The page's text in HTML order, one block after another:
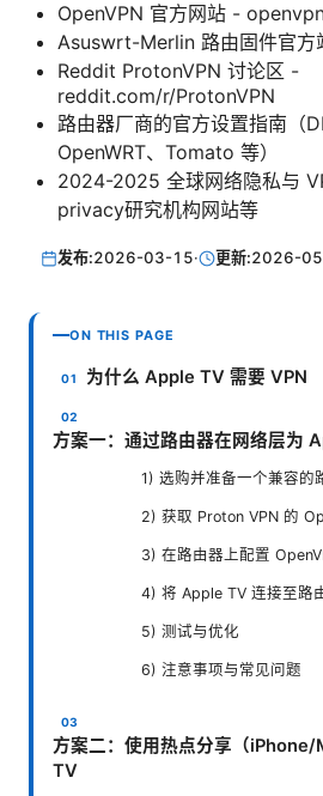
OpenVPN 官方网站 -
Asuswrt-Merlin 路由固件官
Reddit ProtonVPN 讨论区 -
reddit.com/r/ProtonVPN
路由器厂商的官方设置指南（
OpenWRT、Tomato 等）
2024-2025 全球网络隐私与
privacy研究机构网站等
发布:2026-03-15· 更新:2026-
ON THIS PAGE
为什么 Apple TV 需要 VPN
方案一：通过路由器在网络层为
1) 选购并准备一个兼容的
2) 获取 Proton VPN 的
3) 在路由器上配置
4) 将 Apple TV 连接至路
5) 测试与优化
6) 注意事项与常见问题
方案二：使用热点分享（
TV